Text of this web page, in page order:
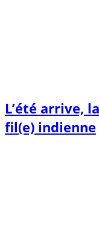
L’été arrive,
fil(e) indienne